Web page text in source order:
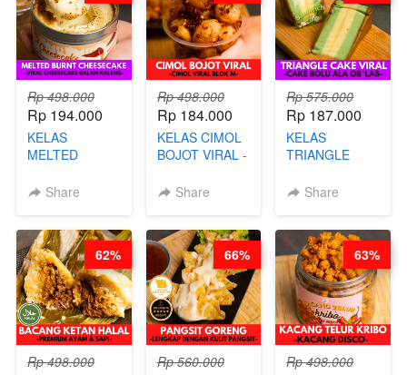
Rp 498.000
Rp 194.000
KELAS
MELTED
CHEESECAKE -
DALAM
KALENG-BY
CHEF DITA
Share
Rp 498.000
Rp 184.000
KELAS CIMOL
BOJOT VIRAL -
BLOK M -BY
JUNI)
Share
Rp 575.000
Rp 187.000
KELAS
TRIANGLE
CAKE BOLU
Share
Rp 498.000
62%
Rp 560.000
66%
Rp 498.000
63%